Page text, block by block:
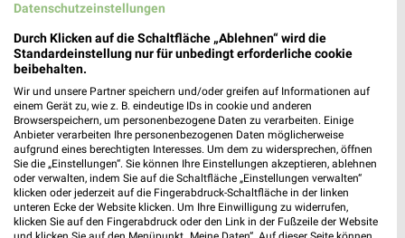
Datenschutzeinstellungen
Durch Klicken auf die Schaltfläche „Ablehnen“ wird die
Standardeinstellung nur für unbedingt erforderliche cookie
beibehalten.
Wir und unsere Partner speichern und/oder greifen auf Informationen auf
einem Gerät zu, wie z. B. eindeutige IDs in cookie und anderen
Browserspeichern, um personenbezogene Daten zu verarbeiten. Einige
Anbieter verarbeiten Ihre personenbezogenen Daten möglicherweise
aufgrund eines berechtigten Interesses. Um dem zu widersprechen, öffnen
Sie die „Einstellungen“. Sie können Ihre Einstellungen akzeptieren, ablehnen
oder verwalten, indem Sie auf die Schaltfläche „Einstellungen verwalten“
klicken oder jederzeit auf die Fingerabdruck-Schaltfläche in der linken
unteren Ecke der Website klicken. Um Ihre Einwilligung zu widerrufen,
klicken Sie auf den Fingerabdruck oder den Link in der Fußzeile der Website